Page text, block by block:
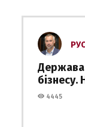
Держава
4445